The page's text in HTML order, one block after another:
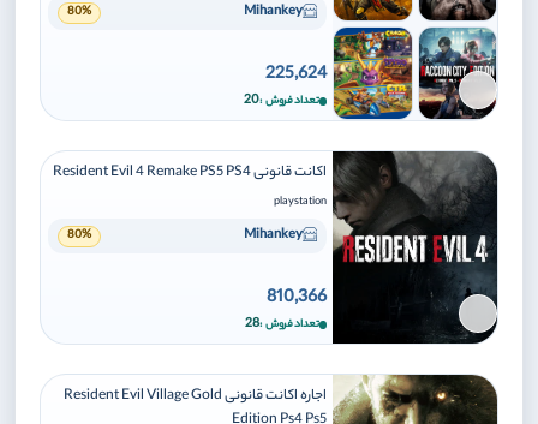
برای افزودن وارد شوید
Mihankey
80%
225,624
تعداد فروش 20
برای افزودن وارد شوید
اکانت قانونی Resident Evil 4 Remake PS5 PS4
playstation
Mihankey
80%
810,366
تعداد فروش 28
اجاره اکانت قانونی Resident Evil Village Gold